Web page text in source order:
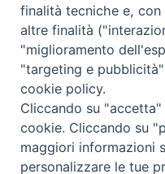
Come abbonarsi
Contatti
finalità tecniche e,
altre finalità
"miglioramento
"targeting e
cookie policy.
Cliccando su
cookie. Cliccando su
maggiori informazioni
personalizzare le tue